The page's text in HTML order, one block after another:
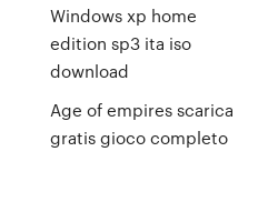
Windows xp home
edition sp3 ita iso
download
Age of empires scarica
gratis gioco completo